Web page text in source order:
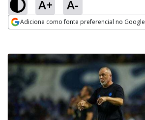
A+ A-
Adicione como fonte preferencial no Google